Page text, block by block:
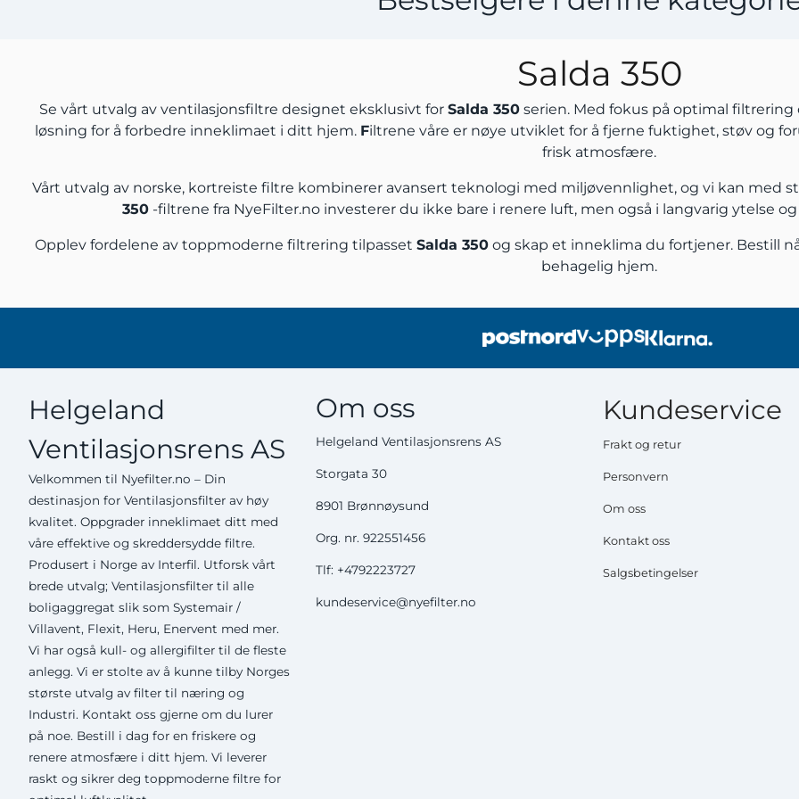
Salda 350
Se vårt utvalg av ventilasjonsfiltre designet eksklusivt for Salda 350serien. Med fokus på optimal
løsning for å forbedre inneklimaet i ditt hjem. Filtrene våre er nøye utviklet for å fjerne fuktighet, støv og
frisk atmosfære.
Vårt utvalg av norske, kortreiste filtre kombinerer avansert teknologi med miljøvennlighet, og vi kan med
350-filtrene fra NyeFilter.no investerer du ikke bare i renere luft, men også i langvarig ytelse
Opplev fordelene av toppmoderne filtrering tilpasset Salda 350 og skap et inneklima du fortjener. Bestill
behagelig hjem.
Helgeland
Ventilasjonsrens AS
Velkommen til Nyefilter.no – Din
destinasjon for Ventilasjonsfilter av høy
kvalitet. Oppgrader inneklimaet ditt med
våre effektive og skreddersydde filtre.
Produsert i Norge av Interfil. Utforsk vårt
brede utvalg; Ventilasjonsfilter til alle
boligaggregat slik som Systemair /
Villavent, Flexit, Heru, Enervent med mer.
Vi har også kull- og allergifilter til de fleste
anlegg. Vi er stolte av å kunne tilby Norges
største utvalg av filter til næring og
Industri. Kontakt oss gjerne om du lurer
på noe. Bestill i dag for en friskere og
renere atmosfære i ditt hjem. Vi leverer
raskt og sikrer deg toppmoderne filtre for
Om oss
Helgeland Ventilasjonsrens AS
Storgata 30
8901 Brønnøysund
Org. nr. 922551456
Tlf: +4792223727
kundeservice@nyefilter.no
Kundeservice
Frakt og retur
Personvern
Om oss
Kontakt oss
Salgsbetingelser